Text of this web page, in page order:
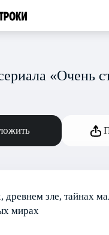
«Очень
древнем зле, тайнах
мирах